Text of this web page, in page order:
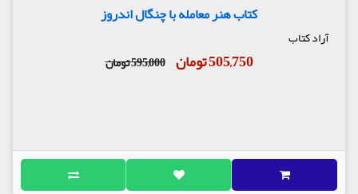
کتاب هنر معامله با چنگال اندروز
آراد کتاب
505,750 تومان 595,000 تومان